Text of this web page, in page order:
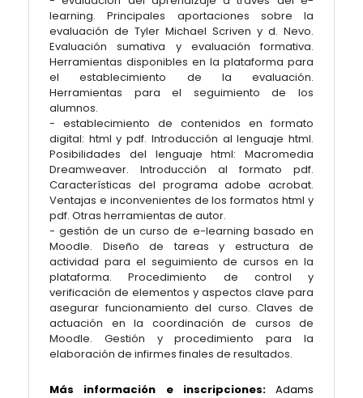
learning. Principales aportaciones sobre la
evaluación de Tyler Michael Scriven y d. Nevo.
Evaluación sumativa y evaluación formativa.
Herramientas disponibles en la plataforma para
el establecimiento de la evaluación.
Herramientas para el seguimiento de los
alumnos.
- establecimiento de contenidos en formato
digital: html y pdf. Introducción al lenguaje html.
Posibilidades del lenguaje html: Macromedia
Dreamweaver. Introducción al formato pdf.
Características del programa adobe acrobat.
Ventajas e inconvenientes de los formatos html y
pdf. Otras herramientas de autor.
- gestión de un curso de e-learning basado en
Moodle. Diseño de tareas y estructura de
actividad para el seguimiento de cursos en la
plataforma. Procedimiento de control y
verificación de elementos y aspectos clave para
asegurar funcionamiento del curso. Claves de
actuación en la coordinación de cursos de
Moodle. Gestión y procedimiento para la
elaboración de infirmes finales de resultados.
Más información e inscripciones:
Adams